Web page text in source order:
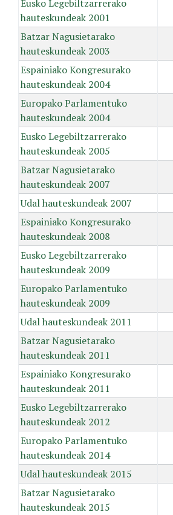
Eusko Legebiltzarrerako
hauteskundeak 2001
Batzar Nagusietarako
hauteskundeak 2003
Espainiako Kongresurako
hauteskundeak 2004
Europako Parlamentuko
hauteskundeak 2004
Eusko Legebiltzarrerako
hauteskundeak 2005
Batzar Nagusietarako
hauteskundeak 2007
Udal hauteskundeak 2007
Espainiako Kongresurako
hauteskundeak 2008
Eusko Legebiltzarrerako
hauteskundeak 2009
Europako Parlamentuko
hauteskundeak 2009
Udal hauteskundeak 2011
Batzar Nagusietarako
hauteskundeak 2011
Espainiako Kongresurako
hauteskundeak 2011
Eusko Legebiltzarrerako
hauteskundeak 2012
Europako Parlamentuko
hauteskundeak 2014
Udal hauteskundeak 2015
Batzar Nagusietarako
hauteskundeak 2015